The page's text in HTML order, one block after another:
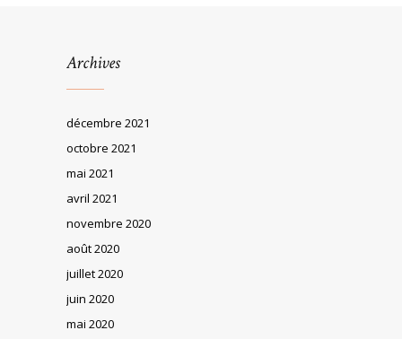
Archives
décembre 2021
octobre 2021
mai 2021
avril 2021
novembre 2020
août 2020
juillet 2020
juin 2020
mai 2020